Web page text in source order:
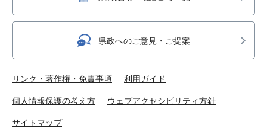
県政へのご意見・ご提案
リンク・著作権・免責事項 利用ガイド
個人情報保護の考え方 ウェブアクセシビリティ方針
サイトマップ